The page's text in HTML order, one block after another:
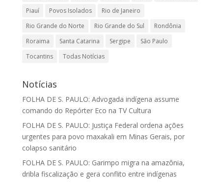
Piauí
Povos Isolados
Rio de Janeiro
Rio Grande do Norte
Rio Grande do Sul
Rondônia
Roraima
Santa Catarina Sergipe
São Paulo
Tocantins
Todas Notícias
Notícias
FOLHA DE S. PAULO: Advogada indígena assume
comando do Repórter Eco na TV Cultura
FOLHA DE S. PAULO: Justiça Federal ordena ações
urgentes para povo maxakali em Minas Gerais, por
colapso sanitário
FOLHA DE S. PAULO: Garimpo migra na amazônia,
dribla fiscalização e gera conflito entre indígenas